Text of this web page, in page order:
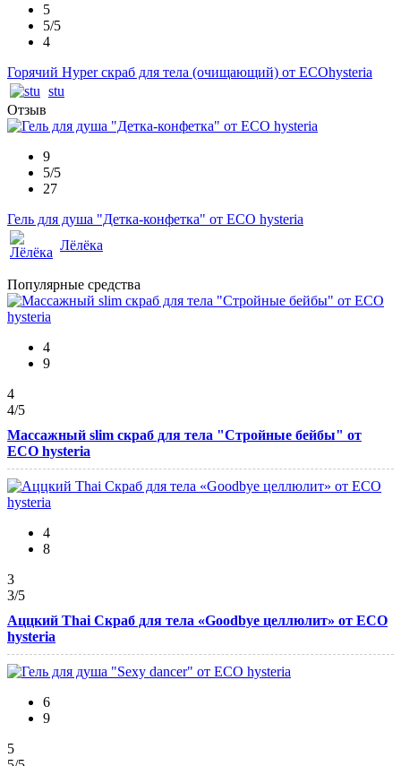
5
5/5
4
Горячий Hyper скраб для тела (очищающий) от ECOhysteria
stu
Отзыв
9
5/5
27
Гель для душа "Детка-конфетка" от ECO hysteria
Лёлёка
Популярные средства
4
9
4
4/5
Массажный slim скраб для тела "Стройные бейбы" от
ECO hysteria
4
8
3
3/5
Аццкий Thai Скраб для тела «Goodbyе целлюлит» от ECO
hysteria
6
9
5